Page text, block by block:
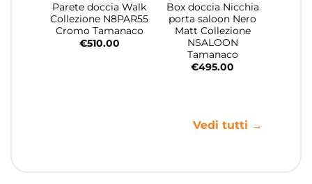
Parete doccia Walk
Collezione N8PAR55
Cromo Tamanaco
€510.00
Box doccia Nicchia
porta saloon Nero
Matt Collezione
NSALOON
Tamanaco
€495.00
Vedi tutti →